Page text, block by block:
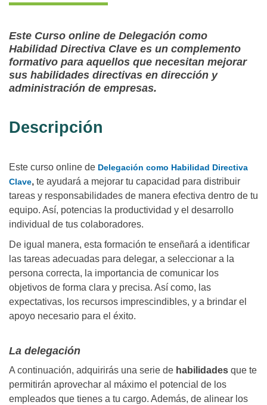
Este Curso online de Delegación como
Habilidad Directiva Clave es un complemento
formativo para aquellos que necesitan mejorar
sus habilidades directivas en dirección y
administración de empresas.
Descripción
Este curso online de Delegación como Habilidad Directiva
Clave, te ayudará a mejorar tu capacidad para distribuir
tareas y responsabilidades de manera efectiva dentro de tu
equipo. Así, potencias la productividad y el desarrollo
individual de tus colaboradores.
De igual manera, esta formación te enseñará a identificar
las tareas adecuadas para delegar, a seleccionar a la
persona correcta, la importancia de comunicar los
objetivos de forma clara y precisa. Así como, las
expectativas, los recursos imprescindibles, y a brindar el
apoyo necesario para el éxito.
La delegación
A continuación, adquirirás una serie de habilidades que te
permitirán aprovechar al máximo el potencial de los
empleados que tienes a tu cargo. Además, de alinear los